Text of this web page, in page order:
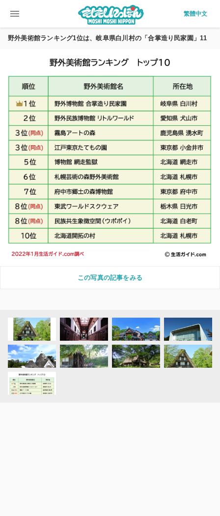
menu 繁體中文
野外美術館ランキング1位は、岐阜県白川村の「合掌造り民家園」11
この写真の記事をみる